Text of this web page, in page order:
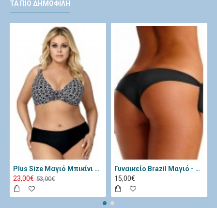
ΤΑ ΠΙΟ ΔΗΜΟΦΙΛΉ
Plus Size Μαγιό Μπικίνι Lorin Μαύρο Λευκό L-3065
23,00€ 53,00€
Γυναικείο Brazil Μαγιό - Katia Μαύρο 11334-Black
15,00€